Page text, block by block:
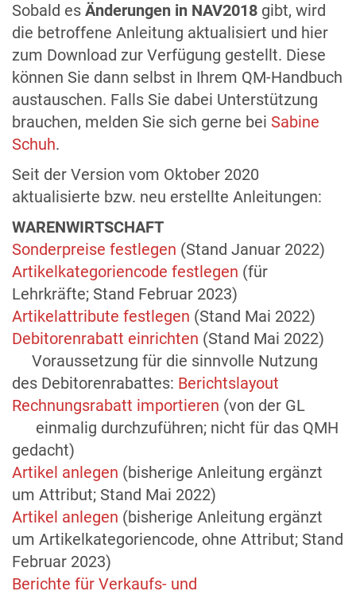
Sobald es Änderungen in NAV2018 gibt, wird
die betroffene Anleitung aktualisiert und hier
zum Download zur Verfügung gestellt. Diese
können Sie dann selbst in Ihrem QM-Handbuch
austauschen. Falls Sie dabei Unterstützung
brauchen, melden Sie sich gerne bei Sabine
Schuh.
Seit der Version vom Oktober 2020
aktualisierte bzw. neu erstellte Anleitungen:
WARENWIRTSCHAFT
Sonderpreise festlegen (Stand Januar 2022)
Artikelkategoriencode festlegen (für
Lehrkräfte; Stand Februar 2023)
Artikelattribute festlegen (Stand Mai 2022)
Debitorenrabatt einrichten (Stand Mai 2022)
Voraussetzung für die sinnvolle Nutzung
des Debitorenrabattes: Berichtslayout
Rechnungsrabatt importieren (von der GL
einmalig durchzuführen; nicht für das QMH
gedacht)
Artikel anlegen (bisherige Anleitung ergänzt
um Attribut; Stand Mai 2022)
Artikel anlegen (bisherige Anleitung ergänzt
um Artikelkategoriencode, ohne Attribut; Stand
Februar 2023)
Berichte für Verkaufs- und